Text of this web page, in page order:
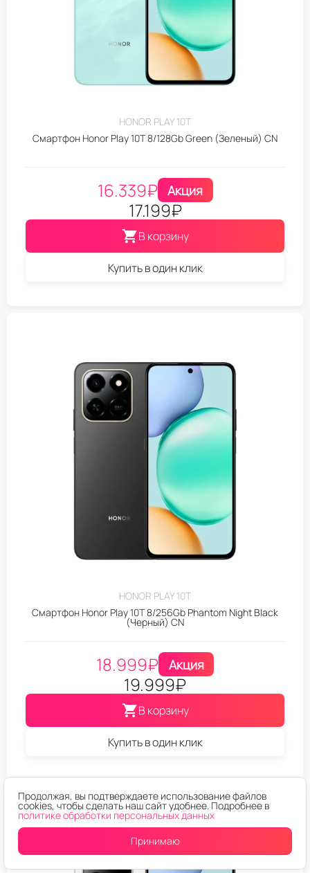
HONOR PLAY 10T
Смартфон Honor Play 10T 8/128Gb Green (Зеленый) CN
16.339₽ Акция
17.199₽
В корзину
Купить в один клик
HONOR PLAY 10T
Смартфон Honor Play 10T 8/256Gb Phantom Night Black
(Черный) CN
18.999₽ Акция
19.999₽
В корзину
Купить в один клик
Продолжая, вы подтверждаете использование файлов
cookies, чтобы сделать наш сайт удобнее. Подробнее в
политике обработки персональных данных
Принимаю